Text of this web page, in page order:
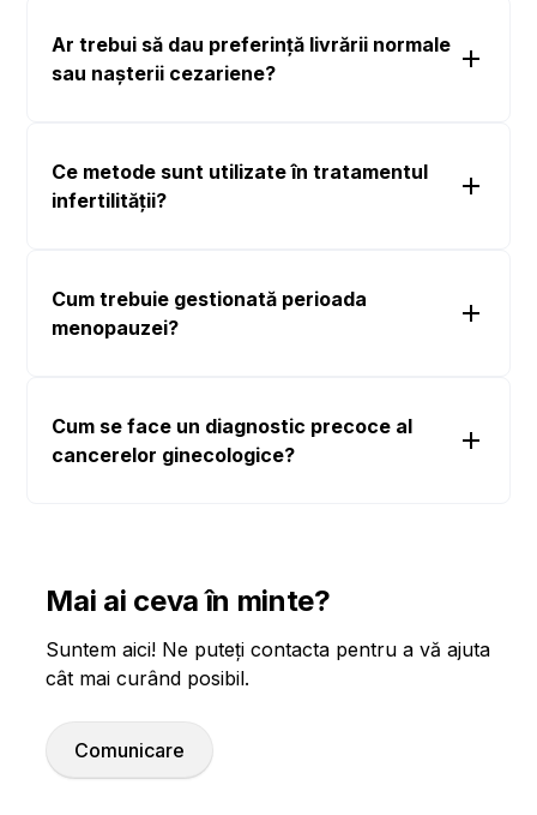
Ar trebui să dau preferință livrării normale
sau nașterii cezariene?
Ce metode sunt utilizate în tratamentul
infertilității?
Cum trebuie gestionată perioada
menopauzei?
Cum se face un diagnostic precoce al
cancerelor ginecologice?
Mai ai ceva în minte?
Suntem aici! Ne puteți contacta pentru a vă ajuta
cât mai curând posibil.
Comunicare